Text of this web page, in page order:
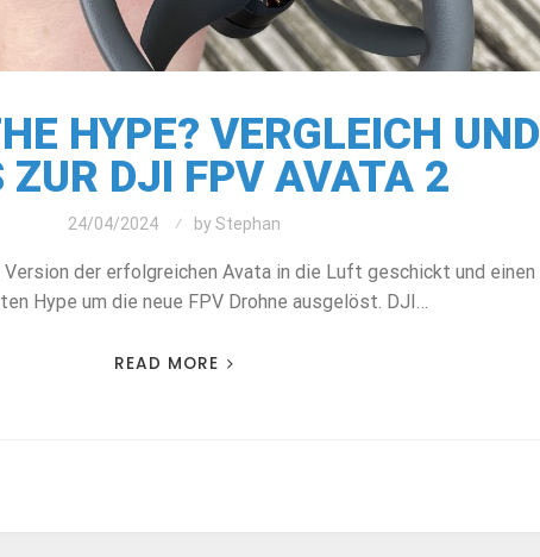
HYPE? VERGLEICH UND
ZUR DJI FPV AVATA 2
24/04/2024 byStephan
Version der erfolgreichen Avata in die Luft geschickt und einen
Hype um die neue FPV Drohne ausgelöst. DJI…
READ MORE